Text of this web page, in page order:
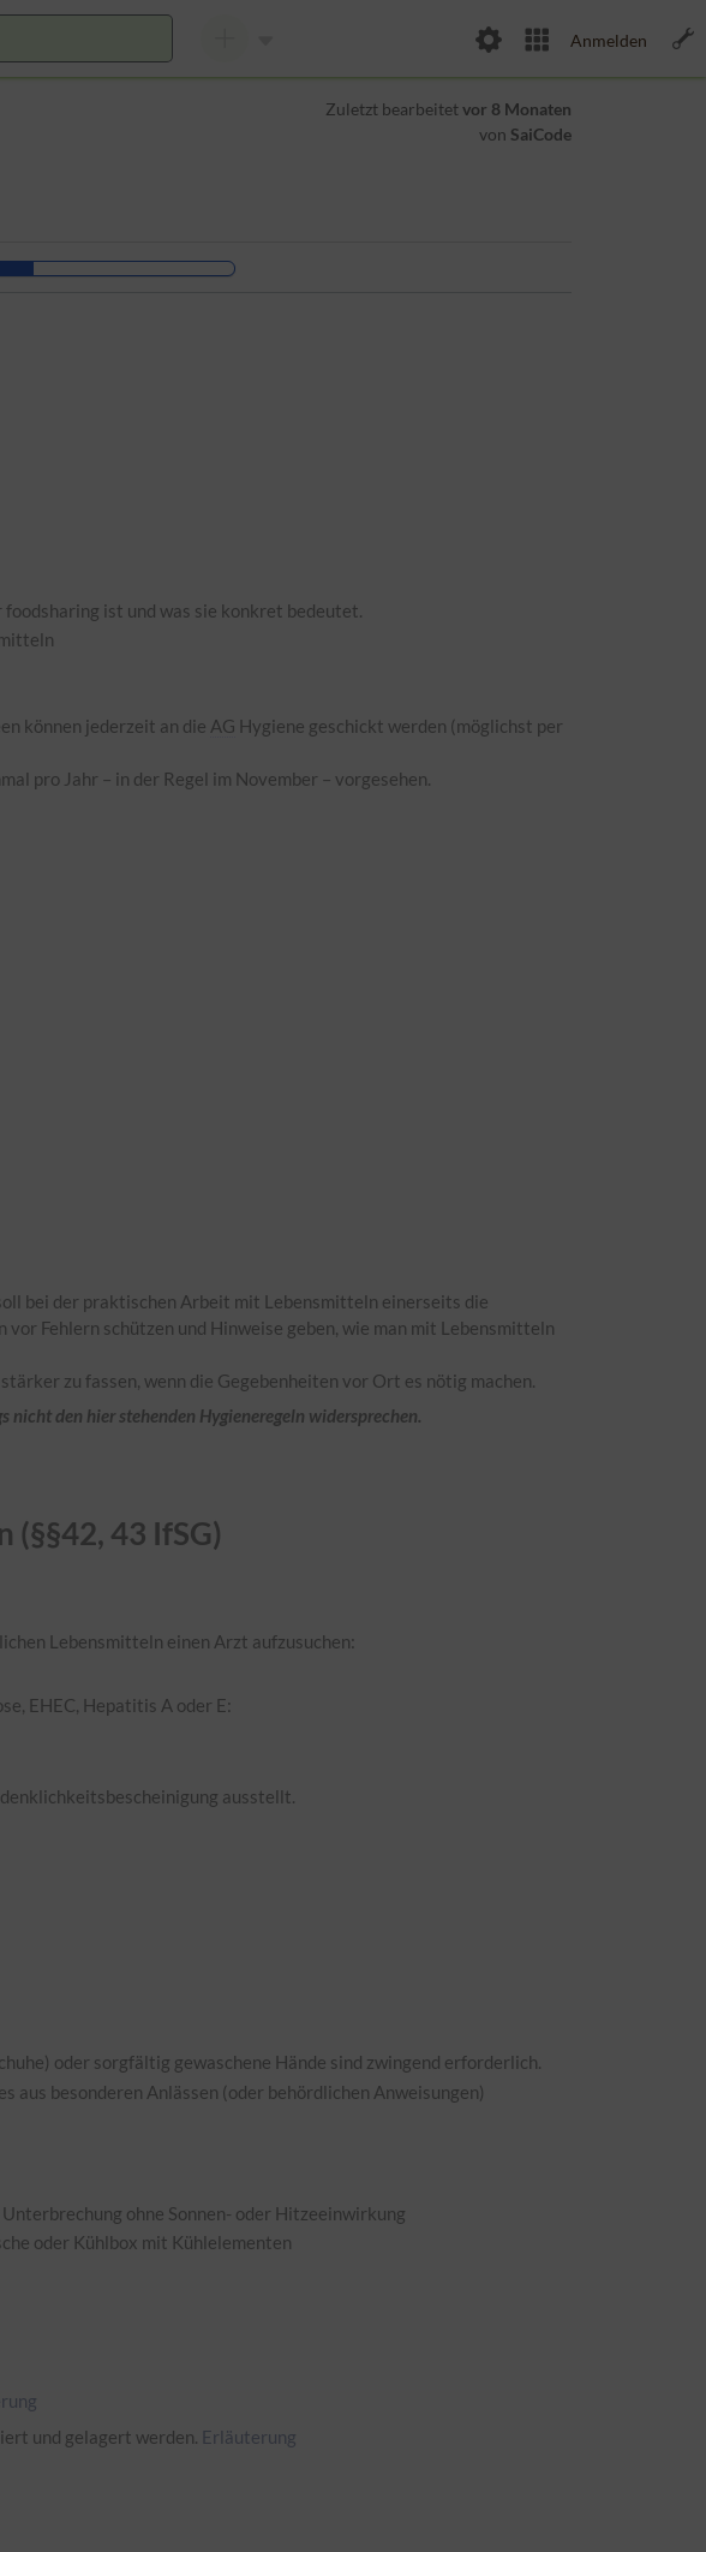
Anmelden
Zuletzt bearbeitetvor 8 Monaten
von SaiCode
ist und was sie konkret bedeutet.
können jederzeit an die AG Hygiene geschickt werden (möglichst per
pro Jahr – in der Regel im November – vorgesehen.
bei der praktischen Arbeit mit Lebensmitteln einerseits die
Fehlern schützen und Hinweise geben, wie man mit Lebensmitteln
zu fassen, wenn die Gegebenheiten vor Ort es nötig machen.
nicht den hier stehenden Hygieneregeln widersprechen.
43 IfSG)
Lebensmitteln einen Arzt aufzusuchen:
EHEC, Hepatitis A oder E:
ausstellt.
oder sorgfältig gewaschene Hände sind zwingend erforderlich.
aus besonderen Anlässen (oder behördlichen Anweisungen)
ohne Sonnen- oder Hitzeeinwirkung
oder Kühlbox mit Kühlelementen
und gelagert werden. Erläuterung